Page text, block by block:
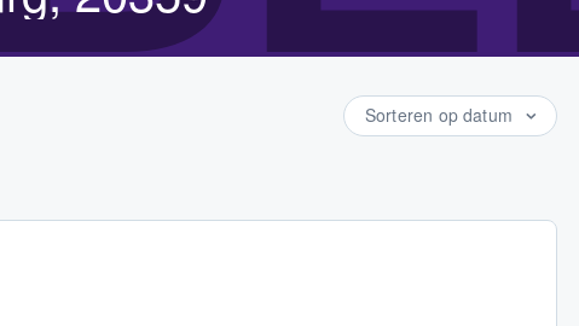
Sorteren op datum